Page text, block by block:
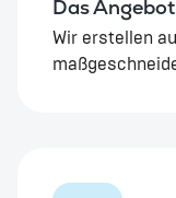
Das
Wir erstellen